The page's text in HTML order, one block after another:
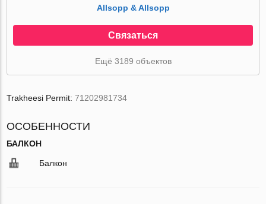
Allsopp & Allsopp
Связаться
Ещё 3189 объектов
Trakheesi Permit:71202981734
ОСОБЕННОСТИ
БАЛКОН
Балкон